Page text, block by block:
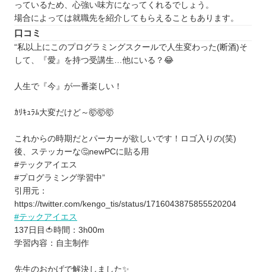
を探したい⭐️
北海道 / 東北
関東
中部
中国
四国
っているため、心強い味方になってくれるでしょう。
場合によっては就職先を紹介してもらえることもあります。
口コミ
“私以上にこのプログラミングスクールで人生変わった(断酒)そ
して、『愛』を持つ受講生…他にいる？😂
人生で『今』が一番楽しい！
ｶﾘｷｭﾗﾑ大変だけど～🤯🤯🤯
これからの時期だとパーカーが欲しいです！ロゴ入りの(笑)
後、ステッカーな🤔newPCに貼る用
#テックアイエス
#プログラミング学習中”
引用元：
https://twitter.com/kengo_tis/status/1716043875855520204
#テックアイエス
137日目🍅時間：3h00m
学習内容：自主制作
先生のおかげで解決しました✨